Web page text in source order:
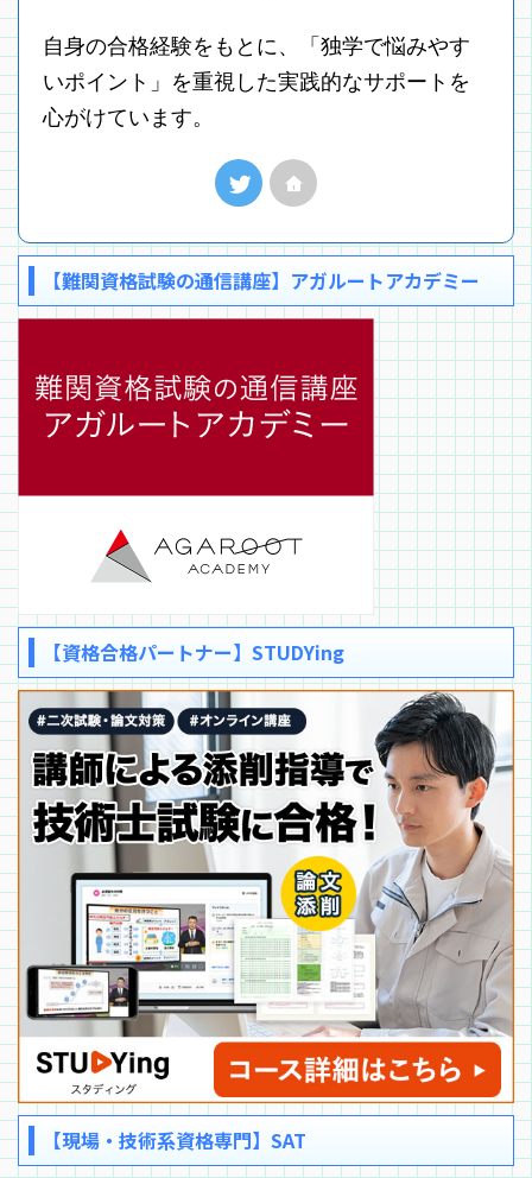
自身の合格経験をもとに、「独学で悩みやす
いポイント」を重視した実践的なサポートを
心がけています。
【難関資格試験の通信講座】アガルートアカデミー
【資格合格パートナー】STUDYing
【現場・技術系資格専門】SAT